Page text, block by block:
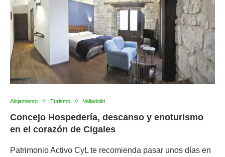
Alojamiento Turismo Valladolid
Concejo Hospedería, descanso y enoturismo
en el corazón de Cigales
Patrimonio Activo CyL te recomienda pasar unos días en